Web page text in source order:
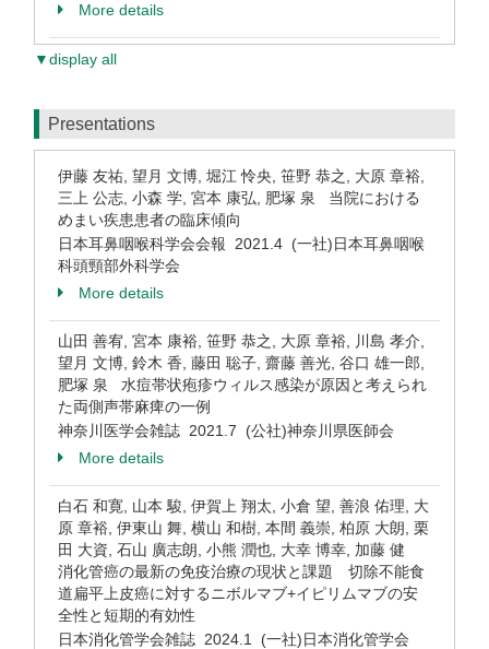
More details
▼display all
Presentations
伊藤 友祐, 望月 文博, 堀江 怜央, 笹野 恭之, 大原 章裕,
三上 公志, 小森 学, 宮本 康弘, 肥塚 泉 当院における
めまい疾患患者の臨床傾向
日本耳鼻咽喉科学会会報 2021.4 (一社)日本耳鼻咽喉
科頭頸部外科学会
More details
山田 善宥, 宮本 康裕, 笹野 恭之, 大原 章裕, 川島 孝介,
望月 文博, 鈴木 香, 藤田 聡子, 齋藤 善光, 谷口 雄一郎,
肥塚 泉 水痘帯状疱疹ウィルス感染が原因と考えられ
た両側声帯麻痺の一例
神奈川医学会雑誌 2021.7 (公社)神奈川県医師会
More details
白石 和寛, 山本 駿, 伊賀上 翔太, 小倉 望, 善浪 佑理, 大
原 章裕, 伊東山 舞, 横山 和樹, 本間 義崇, 柏原 大朗, 栗
田 大資, 石山 廣志朗, 小熊 潤也, 大幸 博幸, 加藤 健
消化管癌の最新の免疫治療の現状と課題 切除不能食
道扁平上皮癌に対するニボルマブ+イピリムマブの安
全性と短期的有効性
日本消化管学会雑誌 2024.1 (一社)日本消化管学会